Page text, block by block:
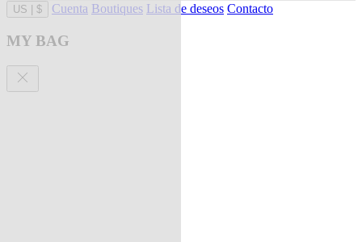
US $ Cuenta Boutiques Lista de deseos Contacto
MY BAG